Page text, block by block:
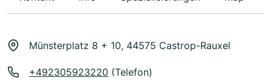
Münsterplatz 8 + 10, 44575 Castrop-Rauxel
+492305923220 (Telefon)